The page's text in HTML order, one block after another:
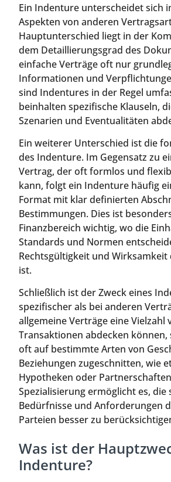
Ein Indenture unterscheidet sich
Aspekten von anderen
Hauptunterschied liegt in der
dem Detaillierungsgrad des
einfache Verträge oft nur
Informationen und
sind Indentures in der Regel
beinhalten spezifische Klauseln,
Szenarien und Eventualitäten
Ein weiterer Unterschied ist die
des Indenture. Im Gegensatz zu
Vertrag, der oft formlos und
kann, folgt ein Indenture häufig
Format mit klar definierten
Bestimmungen. Dies ist
Finanzbereich wichtig, wo die
Standards und Normen
Rechtsgültigkeit und Wirksamkeit
ist.
Schließlich ist der Zweck eines
spezifischer als bei anderen
allgemeine Verträge eine Vielzahl
Transaktionen abdecken
oft auf bestimmte Arten von
Beziehungen zugeschnitten, wie
Hypotheken oder
Spezialisierung ermöglicht es, die
Bedürfnisse und Anforderungen
Parteien besser zu
Was ist der
Indenture?